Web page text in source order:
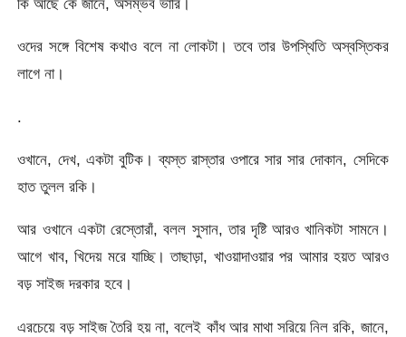
ওদের সঙ্গে বিশেষ কথাও বলে না লোকটা। তবে তার উপস্থিতি অস্বস্তিকর
লাগে না।
.
ওখানে, দেখ, একটা বুটিক। ব্যস্ত রাস্তার ওপারে সার সার দোকান, সেদিকে
হাত তুলল রকি।
আর ওখানে একটা রেস্তোরাঁ, বলল সুসান, তার দৃষ্টি আরও খানিকটা সামনে।
আগে খাব, খিদেয় মরে যাচ্ছি। তাছাড়া, খাওয়াদাওয়ার পর আমার হয়ত আরও
বড় সাইজ দরকার হবে।
এরচেয়ে বড় সাইজ তৈরি হয় না, বলেই কাঁধ আর মাথা সরিয়ে নিল রকি, জানে,